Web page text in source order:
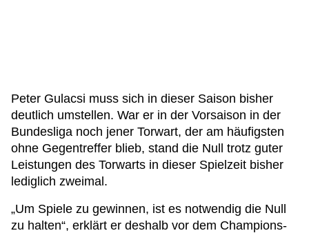
Peter Gulacsi muss sich in dieser Saison bisher
deutlich umstellen. War er in der Vorsaison in der
Bundesliga noch jener Torwart, der am häufigsten
ohne Gegentreffer blieb, stand die Null trotz guter
Leistungen des Torwarts in dieser Spielzeit bisher
lediglich zweimal.
„Um Spiele zu gewinnen, ist es notwendig die Null
zu halten“, erklärt er deshalb vor dem Champions-